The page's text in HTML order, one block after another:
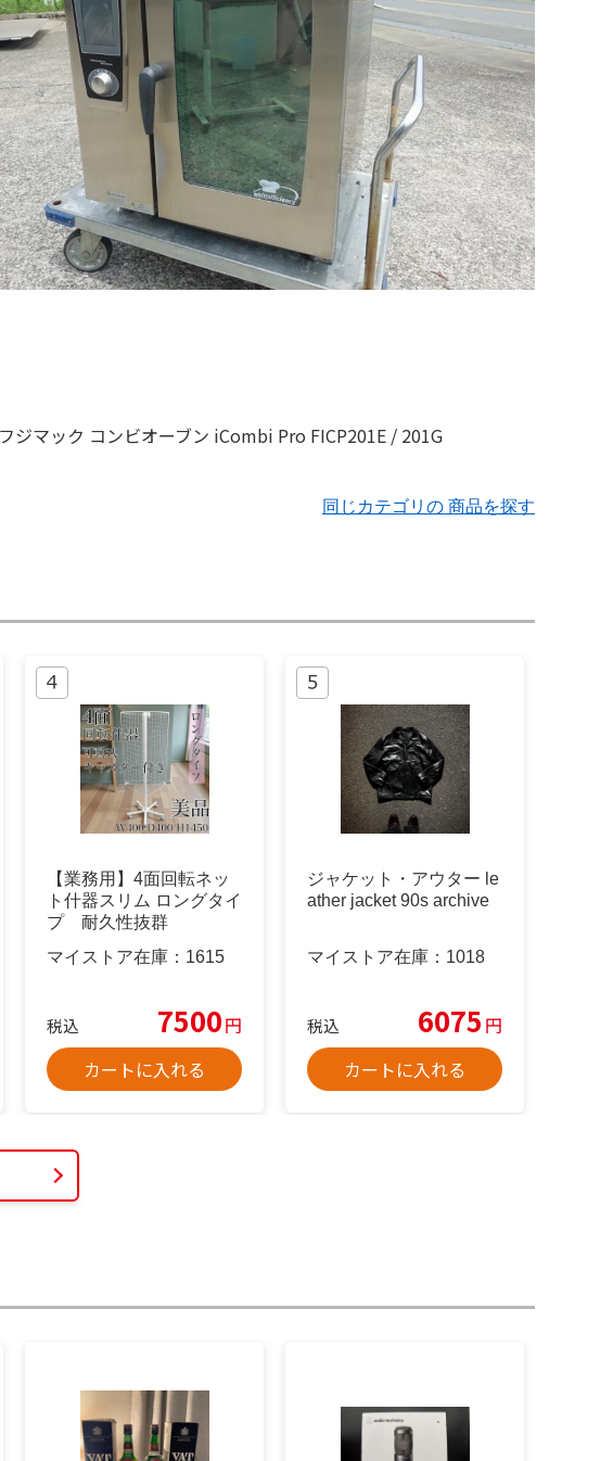
同じカテゴリの 商品を探す
【業務用】4面回転ネッ
ト什器スリム ロングタイ
プ 耐久性抜群
マイストア在庫： 1615
税込 7500円
カートに入れる
ジャケット・アウター le
ather jacket 90s archive
マイストア在庫： 1018
税込 6075 円
カートに入れる